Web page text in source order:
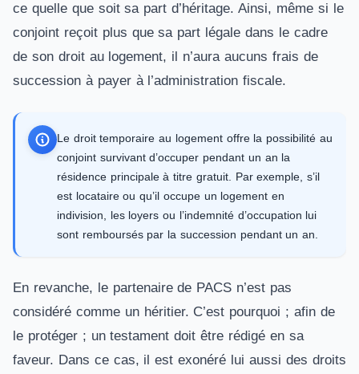
ce quelle que soit sa part d’héritage. Ainsi, même si le
conjoint reçoit plus que sa part légale dans le cadre
de son droit au logement, il n’aura aucuns frais de
succession à payer à l’administration fiscale.
Le droit temporaire au logement offre la possibilité au
conjoint survivant d’occuper pendant un an la
résidence principale à titre gratuit. Par exemple, s’il
est locataire ou qu’il occupe un logement en
indivision, les loyers ou l’indemnité d’occupation lui
sont remboursés par la succession pendant un an.
En revanche, le partenaire de PACS n’est pas
considéré comme un héritier. C’est pourquoi ; afin de
le protéger ; un testament doit être rédigé en sa
faveur. Dans ce cas, il est exonéré lui aussi des droits